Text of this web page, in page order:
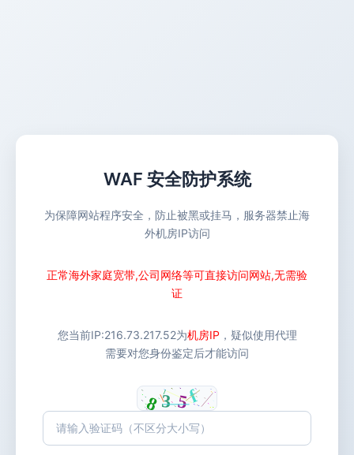
WAF 安全防护系统
为保障网站程序安全，防止被黑或挂马，服务器禁止海
外机房IP访问
正常海外家庭宽带,公司网络等可直接访问网站,无需验
证
您当前IP:216.73.217.52为机房IP ，疑似使用代理
需要对您身份鉴定后才能访问